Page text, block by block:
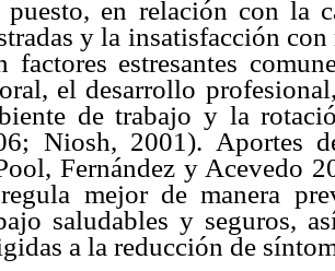
puesto, en relación con la
y la insatisfacción
factores estresantes
el desarrollo
de trabajo y la
Niosh, 2001). Aportes
Fernández y Acevedo
mejor de manera
saludables y seguros,
a la reducción de